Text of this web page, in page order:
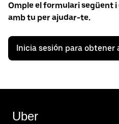
Omple el formulari següent
amb tu per ajudar-te.
Inicia sesión para obtener
Uber